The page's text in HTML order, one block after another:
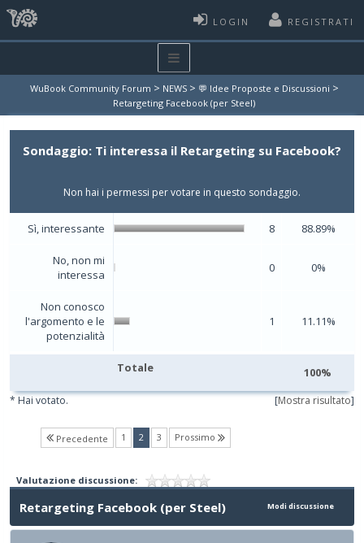
LOGIN REGISTRATI
WuBook Community Forum > NEWS > 💬 Idee Proposte e Discussioni >
Retargeting Facebook (per Steel)
Sondaggio: Ti interessa il Retargeting su Facebook?
Non hai i permessi per votare in questo sondaggio.
Sì, interessante 8 88.89%
No, non mi
interessa
0 0%
Non conosco
l'argomento e le
potenzialità
1 11.11%
Totale 100%
* Hai votato. [Mostra risultato]
Precedente 1 2(current)
3 Prossimo
Valutazione discussione:
Modi discussione
Retargeting Facebook (per Steel)